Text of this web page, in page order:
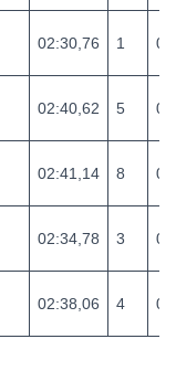
02:30,76 1
02:40,62 5
02:41,14 8
02:34,78 3
02:38,06 4